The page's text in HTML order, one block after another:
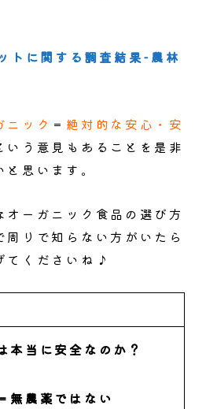
トに関する調査結果-農林
ニック ＝ 絶対的な安心・安
いう意見もあることを是非
思います。
オーガニック食品の選び方
周りで知らない方がいたら
てくださいね♪
本当に安全なのか？
無農薬ではない